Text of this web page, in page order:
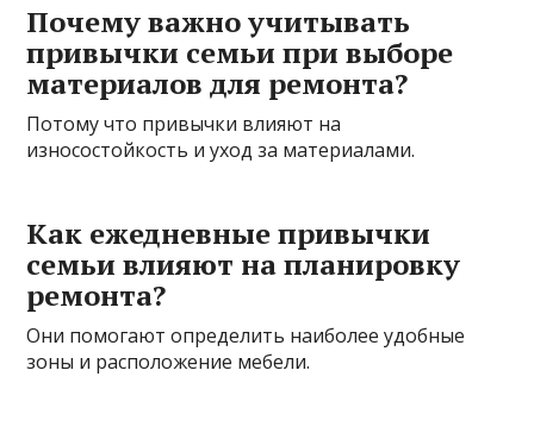
Почему важно учитывать
привычки семьи при выборе
материалов для ремонта?
Потому что привычки влияют на
износостойкость и уход за материалами.
Как ежедневные привычки
семьи влияют на планировку
ремонта?
Они помогают определить наиболее удобные
зоны и расположение мебели.